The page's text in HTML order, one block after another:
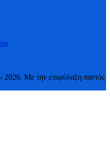
Με την επιφύλαξη παντός